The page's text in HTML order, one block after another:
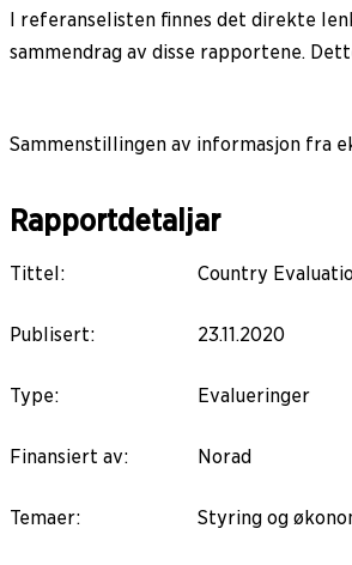
I referanselisten finnes det direkte
sammendrag av disse rapportene.
Sammenstillingen av informasjon fra
Rapportdetaljar
Tittel: Country
Publisert: 23.11.2020
Type: Evalueringer
Finansiert av: Norad
Temaer: Styring og